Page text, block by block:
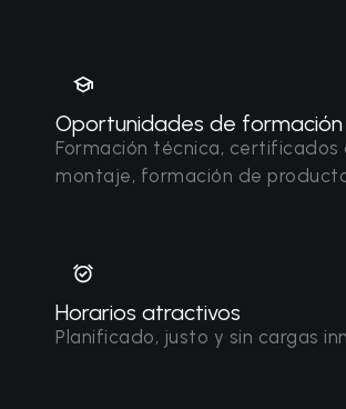
Oportunidades de
Formación técnica, certificados
montaje, formación de
Horarios atractivos
Planificado, justo y sin cargas